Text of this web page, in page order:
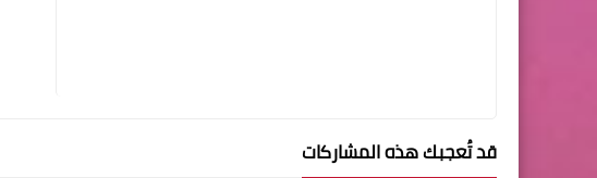
قد تُعجبك هذه المشاركات